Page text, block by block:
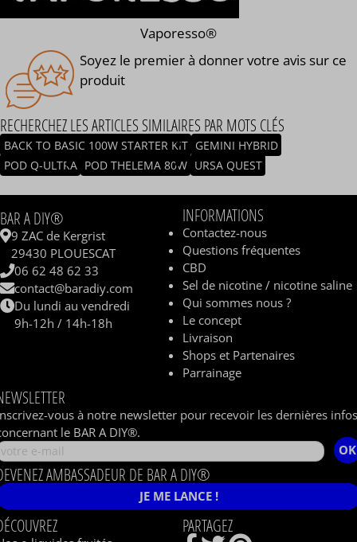
Vaporesso®
Soyez le premier à donner votre avis sur ce
produit
RECHERCHEZ LES ARTICLES SIMILAIRES PAR MOTS CLÉS
BACK TO BASIC 100W STARTER KIT GEMINI HYBRID
POD Q-ULTRA POD THELEMA 80W URSA QUEST
BAR A DIY®
9 ZAC de Kergrist
29430 PLOUESCAT
06 62 48 62 33
contact@baradiy.com
Du lundi au vendredi
9h-12h / 14h-18h
INFORMATIONS
Contactez-nous
Questions fréquentes
CBD
Sel de nicotine / nicotine saline
Qui sommes nous ?
Le concept
Livraison
Shops et Partenaires
Parrainage
vous à notre newsletter pour recevoir les dernières
le BAR A DIY®.
OK
AMBASSADEUR DE BAR A DIY®
JE ME LANCE !
PARTAGEZ